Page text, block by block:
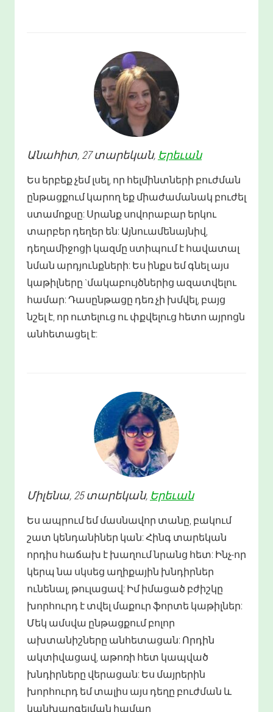
Անահիտ, 27 տարեկան, Երեւան
Ես երբեք չեմ լսել, որ հելմինտների բուժման
ընթացքում կարող եք միաժամանակ բուժել
ստամոքսը: Սրանք սովորաբար երկու
տարբեր դեղեր են: Այնուամենայնիվ,
դեղամիջոցի կազմը ստիպում է հավատալ
նման արդյունքների: Ես ինքս եմ գնել այս
կաթիլները `մակաբույծներից ազատվելու
համար: Դասընթացը դեռ չի խմվել, բայց
նշել է, որ ուտելուց ու փքվելուց հետո այրոցն
անհետացել է:
Միլենա, 25 տարեկան, Երեւան
Ես ապրում եմ մասնավոր տանը, բակում
շատ կենդանիներ կան: Հինգ տարեկան
որդիս հաճախ է խաղում նրանց հետ: Ինչ-որ
կերպ նա սկսեց աղիքային խնդիրներ
ունենալ, թուլացավ: Իմ իմացած բժիշկը
խորհուրդ է տվել մաքուր ֆորտե կաթիլներ:
Մեկ ամսվա ընթացքում բոլոր
ախտանիշները անհետացան: Որդին
ակտիվացավ, աթոռի հետ կապված
խնդիրները վերացան: Ես մայրերին
խորհուրդ եմ տալիս այս դեղը բուժման և
կանխարգելման համար